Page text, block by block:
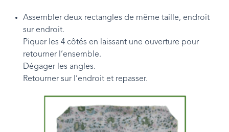
Assembler deux rectangles de même taille, endroit
sur endroit.
Piquer les 4 côtés en laissant une ouverture pour
retourner l’ensemble.
Dégager les angles.
Retourner sur l’endroit et repasser.